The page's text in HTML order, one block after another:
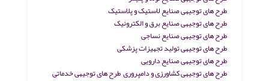
طرح های توجیهی صنایع لاستیک و پلاستیک
طرح های توجیهی صنایع برق و الکترونیک
طرح های توجیهی صنایع نساجی
طرح های توجیهی تولید تجهیزات پزشکی
طرح های توجیهی صنایع دارویی
طرح های توجیهی کشاورزی و دامپروریطرح های توجیهی خدماتی